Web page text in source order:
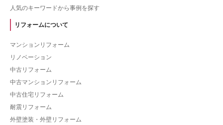
人気のキーワードから事例を探す
リフォームについて
マンションリフォーム
リノベーション
中古リフォーム
中古マンションリフォーム
中古住宅リフォーム
耐震リフォーム
外壁塗装・外壁リフォーム